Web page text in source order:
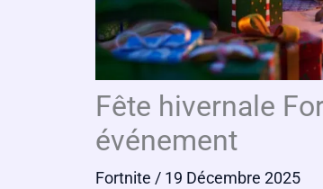
Fête hivernale
événement
Fortnite / 19 Décembre 2025